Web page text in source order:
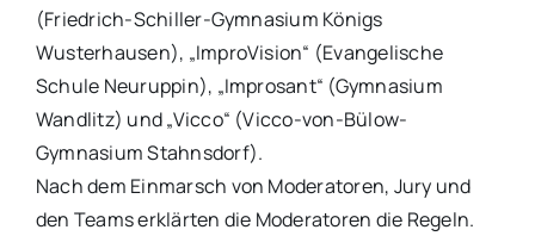
(Friedrich-Schiller-Gymnasium Königs
Wusterhausen), „ImproVision“ (Evangelische
Schule Neuruppin), „Improsant“ (Gymnasium
Wandlitz) und „Vicco“ (Vicco-von-Bülow-
Gymnasium Stahnsdorf).
Nach dem Einmarsch von Moderatoren, Jury und
den Teams erklärten die Moderatoren die Regeln.